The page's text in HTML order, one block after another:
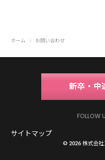
ホーム お問い合わせ
新卒・中
FOLLOW
サイトマップ
© 2026 株式会